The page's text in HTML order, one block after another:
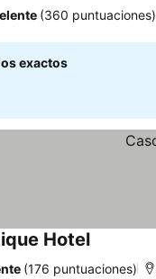
(360 puntuaciones)
exactos
Hotel
(176 puntuaciones)